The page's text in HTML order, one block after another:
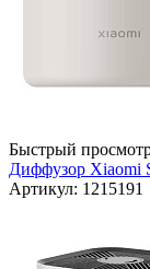
Быстрый
Диффузор Xiaomi
Артикул: 1215191